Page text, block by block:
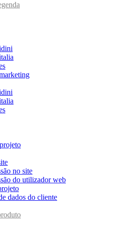
no site
do utilizador web
dados do cliente